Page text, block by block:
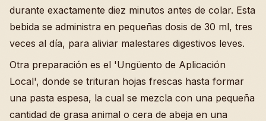
durante exactamente diez minutos antes de colar. Esta
bebida se administra en pequeñas dosis de 30 ml, tres
veces al día, para aliviar malestares digestivos leves.
Otra preparación es el 'Ungüento de Aplicación
Local', donde se trituran hojas frescas hasta formar
una pasta espesa, la cual se mezcla con una pequeña
cantidad de grasa animal o cera de abeja en una